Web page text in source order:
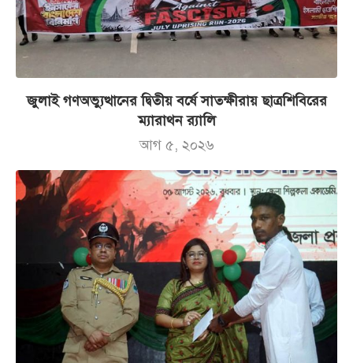
জুলাই গণঅভ্যুত্থানের দ্বিতীয় বর্ষে সাতক্ষীরায় ছাত্রশিবিরের
ম্যারাথন র‌্যালি
আগ ৫, ২০২৬